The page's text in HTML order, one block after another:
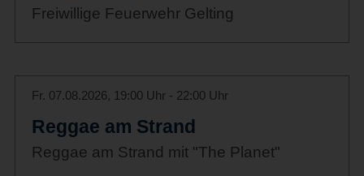
Freiwillige Feuerwehr Gelting
Fr. 07.08.2026, 19:00 Uhr - 22:00 Uhr
Reggae am Strand
Reggae am Strand mit "The Planet"